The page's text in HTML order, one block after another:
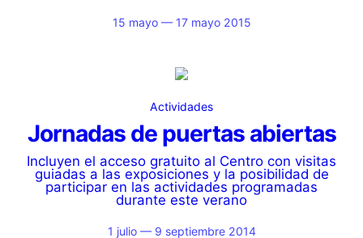
15 mayo — 17 mayo 2015
Actividades
Jornadas de puertas abiertas
Incluyen el acceso gratuito al Centro con visitas
guiadas a las exposiciones y la posibilidad de
participar en las actividades programadas
durante este verano
1 julio — 9 septiembre 2014